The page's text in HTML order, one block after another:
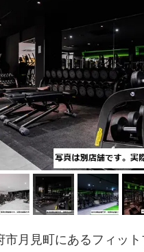
市月見町にあるフィッ